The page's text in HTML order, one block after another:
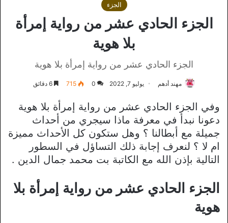
الجزء
الجزء الحادي عشر من رواية إمرأة
بلا هوية
الجزء الحادي عشر من رواية إمرأة بلا هوية
مهند أدهم يوليو 7, 2022 0
715
وفي الجزء الحادي عشر من رواية إمرأة بلا هوية
دعونا نبدأ في معرفة ماذا سيجري من أحداث
جميلة مع أبطالنا ؟ وهل ستكون كل الأحداث مميزة
ام لا ؟ لنعرف إجابة ذلك التساؤل في السطور
التالية بإذن الله مع الكاتبة بت محمد جمال الدين .
الجزء الحادي عشر من رواية إمرأة بلا
هوية